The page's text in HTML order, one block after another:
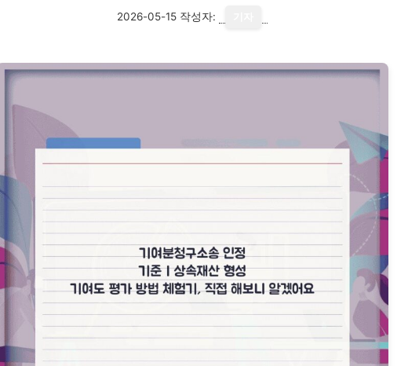
2026-05-15 작성자: